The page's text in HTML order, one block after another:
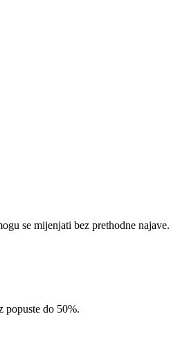
se mijenjati bez prethodne najave.
popuste do 50%.